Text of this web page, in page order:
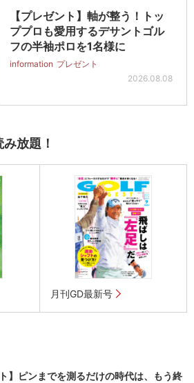
【プレゼント】軸が整う！トッ
ププロも愛用するデサントゴル
フの半袖ポロを1名様に
information プレゼント
2026.08.08
放題！
月刊GD最新号
ト】ピンまでを測るだけの時代は、もう終